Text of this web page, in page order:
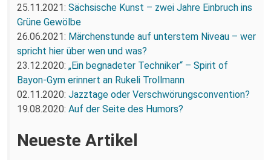
25.11.2021: Sächsische Kunst – zwei Jahre Einbruch ins
Grüne Gewölbe
26.06.2021: Märchenstunde auf unterstem Niveau – wer
spricht hier über wen und was?
23.12.2020: „Ein begnadeter Techniker“ – Spirit of
Bayon-Gym erinnert an Rukeli Trollmann
02.11.2020: Jazztage oder Verschwörungsconvention?
19.08.2020: Auf der Seite des Humors?
Neueste Artikel